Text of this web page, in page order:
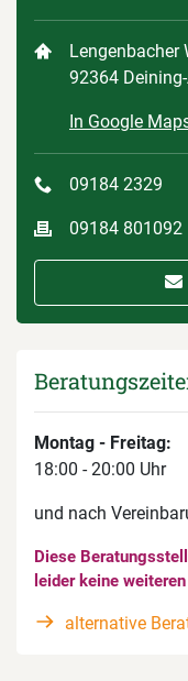
Lengenbacher
92364
In Google
09184 2329
09184 801092
Montag - Freitag:
18:00 - 20:00 Uhr
und nach
Diese
leider keine
alternative